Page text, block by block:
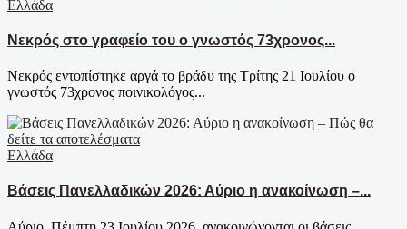
Ελλάδα
Νεκρός στο γραφείο του ο γνωστός 73χρονος...
Νεκρός εντοπίστηκε αργά το βράδυ της Τρίτης 21 Ιουλίου ο
γνωστός 73χρονος ποινικολόγος...
Ελλάδα
Βάσεις Πανελλαδικών 2026: Αύριο η ανακοίνωση –...